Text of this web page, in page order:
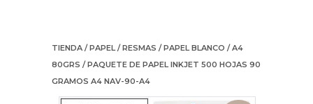
TIENDA /PAPEL /RESMAS /PAPEL BLANCO /A4
80GRS / PAQUETE DE PAPEL INKJET 500 HOJAS 90
GRAMOS A4 NAV-90-A4